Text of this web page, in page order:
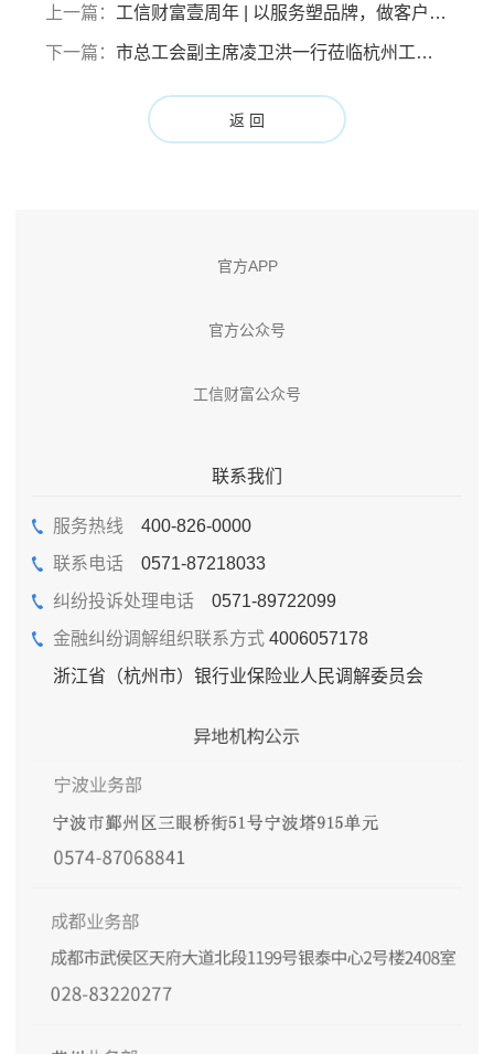
上一篇： 工信财富壹周年 | 以服务塑品牌，做客户的价值共行者
下一篇： 市总工会副主席凌卫洪一行莅临杭州工商信托 调研指导构建新时代和谐劳动关系建设工作
返 回
官方APP
官方公众号
工信财富公众号
联系我们
服务热线 400-826-0000
联系电话0571-87218033
纠纷投诉处理电话0571-89722099
金融纠纷调解组织联系方式4006057178
浙江省（杭州市）银行业保险业人民调解委员会